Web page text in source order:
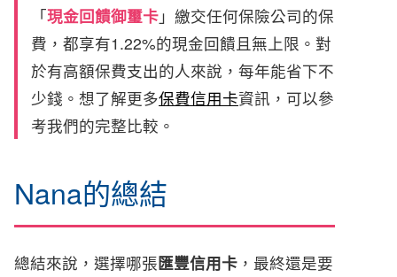
「現金回饋御璽卡」繳交任何保險公司的保
費，都享有1.22%的現金回饋且無上限。對
於有高額保費支出的人來說，每年能省下不
少錢。想了解更多保費信用卡資訊，可以參
考我們的完整比較。
Nana的總結
總結來說，選擇哪張匯豐信用卡 ，最終還是要